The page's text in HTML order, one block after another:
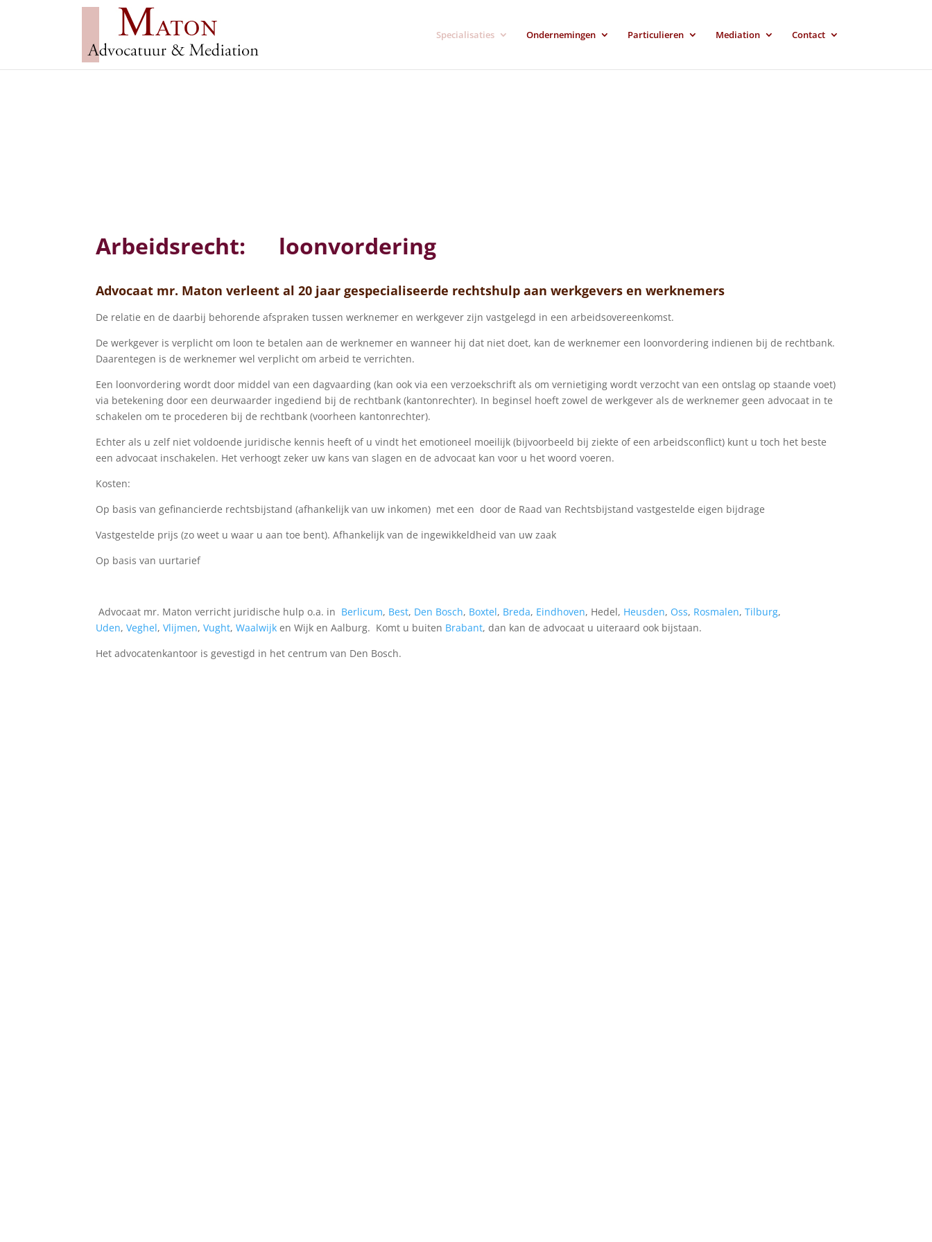
Specialisaties Ondernemingen Particulieren Mediation Contact
Arbeidsrecht: loonvordering
Advocaat mr. Maton verleent al 20 jaar gespecialiseerde rechtshulp aan werkgevers en werknemers
De relatie en de daarbij behorende afspraken tussen werknemer en werkgever zijn vastgelegd in een arbeidsovereenkomst.
De werkgever is verplicht om loon te betalen aan de werknemer en wanneer hij dat niet doet, kan de werknemer een loonvordering indienen bij de rechtbank.
Daarentegen is de werknemer wel verplicht om arbeid te verrichten.
Een loonvordering wordt door middel van een dagvaarding (kan ook via een verzoekschrift als om vernietiging wordt verzocht van een ontslag op staande voet)
via betekening door een deurwaarder ingediend bij de rechtbank (kantonrechter). In beginsel hoeft zowel de werkgever als de werknemer geen advocaat in te
schakelen om te procederen bij de rechtbank (voorheen kantonrechter).
Echter als u zelf niet voldoende juridische kennis heeft of u vindt het emotioneel moeilijk (bijvoorbeeld bij ziekte of een arbeidsconflict) kunt u toch het beste
een advocaat inschakelen. Het verhoogt zeker uw kans van slagen en de advocaat kan voor u het woord voeren.
Kosten:
Op basis van gefinancierde rechtsbijstand (afhankelijk van uw inkomen) met een door de Raad van Rechtsbijstand vastgestelde eigen bijdrage
Vastgestelde prijs (zo weet u waar u aan toe bent). Afhankelijk van de ingewikkeldheid van uw zaak
Op basis van uurtarief
Advocaat mr. Maton verricht juridische hulp o.a. in Berlicum, Best, Den Bosch, Boxtel, Breda, Eindhoven, Hedel, Heusden, Oss, Rosmalen,Tilburg,
Uden,Veghel,Vlijmen,Vught,Waalwijk en Wijk en Aalburg. Komt u buiten Brabant, dan kan de advocaat u uiteraard ook bijstaan.
Het advocatenkantoor is gevestigd in het centrum van Den Bosch.